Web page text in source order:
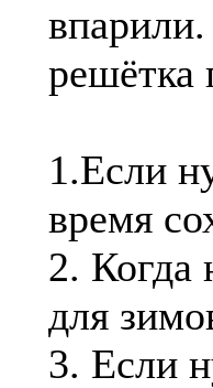
решётка
1.Если
время
2. Когда
для
3. Если